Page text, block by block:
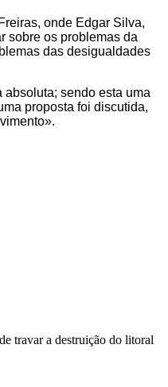
onde Edgar Silva,
sobre os problemas da
das desigualdades
sendo esta uma
proposta foi discutida,
travar a destruição do litoral